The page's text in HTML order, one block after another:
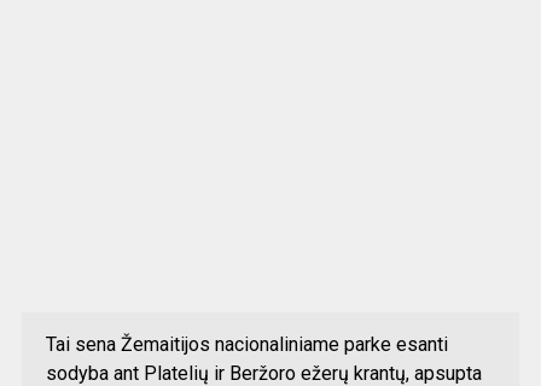
Tai sena Žemaitijos nacionaliniame parke esanti
sodyba ant Platelių ir Beržoro ežerų krantų, apsupta